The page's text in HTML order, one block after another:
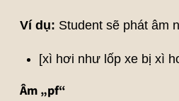
Ví dụ: Student sẽ phát âm
[xì hơi như lốp xe bị xì
Âm „pf“